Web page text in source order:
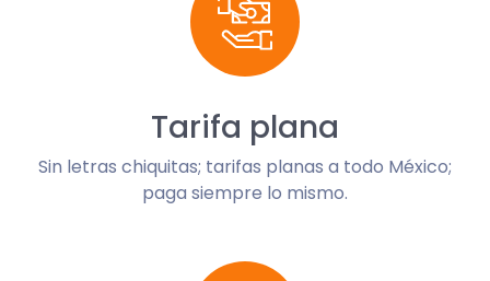
Tarifa plana
Sin letras chiquitas; tarifas planas a todo México;
paga siempre lo mismo.